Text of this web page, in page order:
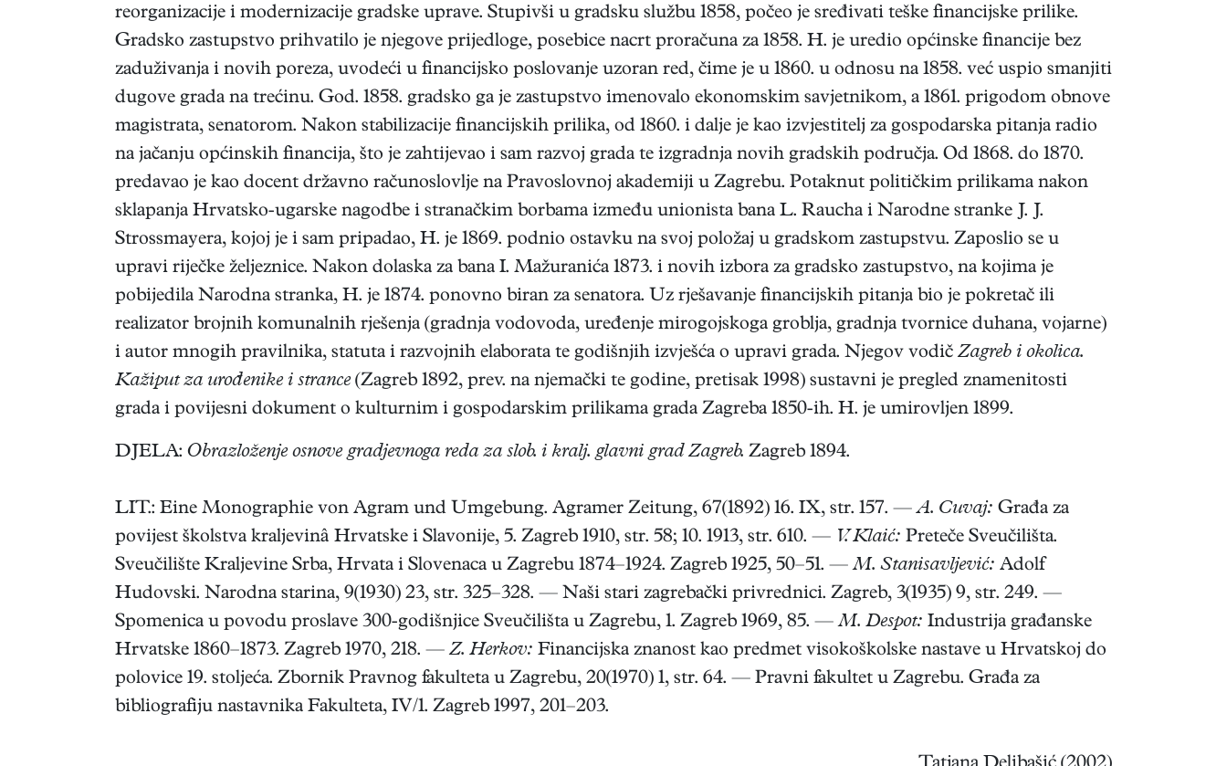
reorganizacije i modernizacije gradske uprave. Stupivši u gradsku službu 1858, počeo je sređivati teške financijske prilike.
Gradsko zastupstvo prihvatilo je njegove prijedloge, posebice nacrt proračuna za 1858. H. je uredio općinske financije bez
zaduživanja i novih poreza, uvodeći u financijsko poslovanje uzoran red, čime je u 1860. u odnosu na 1858. već uspio smanjiti
dugove grada na trećinu. God. 1858. gradsko ga je zastupstvo imenovalo ekonomskim savjetnikom, a 1861. prigodom obnove
magistrata, senatorom. Nakon stabilizacije financijskih prilika, od 1860. i dalje je kao izvjestitelj za gospodarska pitanja radio
na jačanju općinskih financija, što je zahtijevao i sam razvoj grada te izgradnja novih gradskih područja. Od 1868. do 1870.
predavao je kao docent državno računoslovlje na Pravoslovnoj akademiji u Zagrebu. Potaknut političkim prilikama nakon
sklapanja Hrvatsko-ugarske nagodbe i stranačkim borbama između unionista bana L. Raucha i Narodne stranke J. J.
Strossmayera, kojoj je i sam pripadao, H. je 1869. podnio ostavku na svoj položaj u gradskom zastupstvu. Zaposlio se u
upravi riječke željeznice. Nakon dolaska za bana I. Mažuranića 1873. i novih izbora za gradsko zastupstvo, na kojima je
pobijedila Narodna stranka, H. je 1874. ponovno biran za senatora. Uz rješavanje financijskih pitanja bio je pokretač ili
realizator brojnih komunalnih rješenja (gradnja vodovoda, uređenje mirogojskoga groblja, gradnja tvornice duhana, vojarne)
i autor mnogih pravilnika, statuta i razvojnih elaborata te godišnjih izvješća o upravi grada. Njegov vodičZagreb i okolica.
Kažiput za urođenike i strance (Zagreb 1892, prev. na njemački te godine, pretisak 1998) sustavni je pregled znamenitosti
grada i povijesni dokument o kulturnim i gospodarskim prilikama grada Zagreba 1850-ih. H. je umirovljen 1899.
DJELA: Obrazloženje osnove gradjevnoga reda za slob. i kralj. glavni grad Zagreb. Zagreb 1894.
LIT.: Eine Monographie von Agram und Umgebung. Agramer Zeitung, 67(1892) 16. IX, str. 157. —A. Cuvaj: Građa za
povijest školstva kraljevinâ Hrvatske i Slavonije, 5. Zagreb 1910, str. 58; 10. 1913, str. 610. — V. Klaić: Preteče Sveučilišta.
Sveučilište Kraljevine Srba, Hrvata i Slovenaca u Zagrebu 1874–1924. Zagreb 1925, 50–51. —M. Stanisavljević: Adolf
Hudovski. Narodna starina, 9(1930) 23, str. 325–328. — Naši stari zagrebački privrednici. Zagreb, 3(1935) 9, str. 249. —
Spomenica u povodu proslave 300-godišnjice Sveučilišta u Zagrebu, 1. Zagreb 1969, 85. —M. Despot: Industrija građanske
Hrvatske 1860–1873. Zagreb 1970, 218. —Z. Herkov: Financijska znanost kao predmet visokoškolske nastave u Hrvatskoj do
polovice 19. stoljeća. Zbornik Pravnog fakulteta u Zagrebu, 20(1970) 1, str. 64. — Pravni fakultet u Zagrebu. Građa za
bibliografiju nastavnika Fakulteta, IV/1. Zagreb 1997, 201–203.